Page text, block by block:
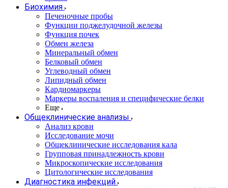
Биохимия
Печеночные пробы
Функции поджелудочной железы
Функция почек
Обмен железа
Минеральный обмен
Белковый обмен
Углеводный обмен
Липидный обмен
Кардиомаркеры
Маркеры воспаления и специфические белки
Еще
Общеклинические анализы
Анализ крови
Исследование мочи
Общеклинические исследования кала
Групповая принадлежность крови
Микроскопические исследования
Цитологические исследования
Диагностика инфекций